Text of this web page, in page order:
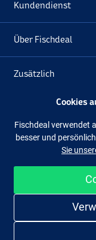
Fluo Orange Copper
Kundendienst
Über Fischdeal
Zusätzlich
Lagerräumung
Cookies
Fischdeal verwendet
besser und
Sie